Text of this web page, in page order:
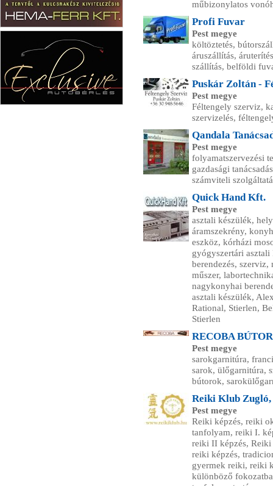
Hema-Ferr Kft
műbizonylatos
Profi Fuvar
Pest megye
költöztetés,
áruszállítás,
szállítás, belföldi
Puskár Zoltán -
Pest megye
Féltengely szerviz,
szervizelés,
Qandala
Pest megye
folyamatszervezési
gazdasági
számviteli
Quick Hand Kft.
Pest megye
asztali készülék,
áramszekrény,
eszköz, kórházi
gyógyszertári
berendezés,
műszer,
nagykonyhai
asztali készülék,
Rational, Stierlen,
Stierlen
RECOBA BÚTOR
Pest megye
sarokgarnitúra,
sarok, ülőgarnitúra,
bútorok,
Reiki Klub
Pest megye
Reiki képzés, reiki
tanfolyam, reiki I.
reiki II képzés,
reiki képzés,
gyermek reiki, reiki
különböző